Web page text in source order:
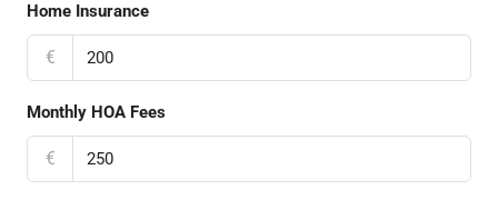
Home Insurance
€
Monthly HOA Fees
€